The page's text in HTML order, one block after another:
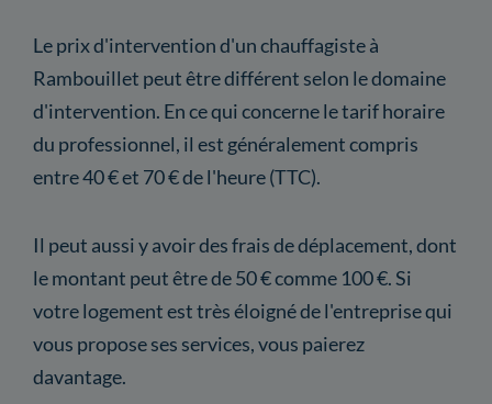
Le prix d'intervention d'un chauffagiste à
Rambouillet peut être différent selon le domaine
d'intervention. En ce qui concerne le tarif horaire
du professionnel, il est généralement compris
entre 40 € et 70 € de l'heure (TTC).
Il peut aussi y avoir des frais de déplacement, dont
le montant peut être de 50 € comme 100 €. Si
votre logement est très éloigné de l'entreprise qui
vous propose ses services, vous paierez
davantage.